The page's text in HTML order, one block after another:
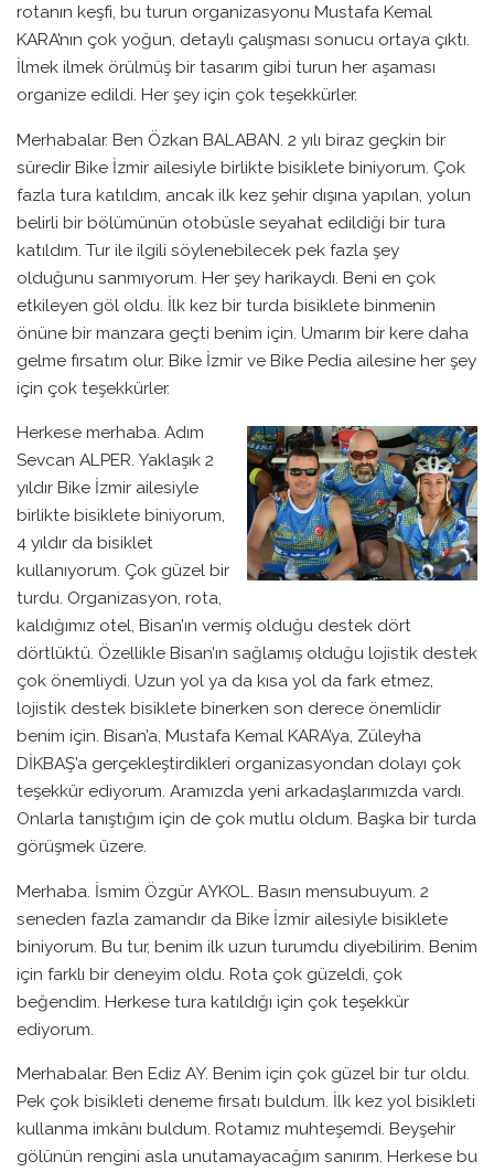
rotanın keşfi, bu turun organizasyonu Mustafa Kemal
KARA’nın çok yoğun, detaylı çalışması sonucu ortaya çıktı.
İlmek ilmek örülmüş bir tasarım gibi turun her aşaması
organize edildi. Her şey için çok teşekkürler.
Merhabalar. Ben Özkan BALABAN. 2 yılı biraz geçkin bir
süredir Bike İzmir ailesiyle birlikte bisiklete biniyorum. Çok
fazla tura katıldım, ancak ilk kez şehir dışına yapılan, yolun
belirli bir bölümünün otobüsle seyahat edildiği bir tura
katıldım. Tur ile ilgili söylenebilecek pek fazla şey
olduğunu sanmıyorum. Her şey harikaydı. Beni en çok
etkileyen göl oldu. İlk kez bir turda bisiklete binmenin
önüne bir manzara geçti benim için. Umarım bir kere daha
gelme fırsatım olur. Bike İzmir ve Bike Pedia ailesine her şey
için çok teşekkürler.
Herkese merhaba. Adım
Sevcan ALPER. Yaklaşık 2
yıldır Bike İzmir ailesiyle
birlikte bisiklete biniyorum,
4 yıldır da bisiklet
kullanıyorum. Çok güzel bir
turdu. Organizasyon, rota,
kaldığımız otel, Bisan’ın vermiş olduğu destek dört
dörtlüktü. Özellikle Bisan’ın sağlamış olduğu lojistik destek
çok önemliydi. Uzun yol ya da kısa yol da fark etmez,
lojistik destek bisiklete binerken son derece önemlidir
benim için. Bisan’a, Mustafa Kemal KARA’ya, Züleyha
DİKBAŞ’a gerçekleştirdikleri organizasyondan dolayı çok
teşekkür ediyorum. Aramızda yeni arkadaşlarımızda vardı.
Onlarla tanıştığım için de çok mutlu oldum. Başka bir turda
görüşmek üzere.
Merhaba. İsmim Özgür AYKOL. Basın mensubuyum. 2
seneden fazla zamandır da Bike İzmir ailesiyle bisiklete
biniyorum. Bu tur, benim ilk uzun turumdu diyebilirim. Benim
için farklı bir deneyim oldu. Rota çok güzeldi, çok
beğendim. Herkese tura katıldığı için çok teşekkür
ediyorum.
Merhabalar. Ben Ediz AY. Benim için çok güzel bir tur oldu.
Pek çok bisikleti deneme fırsatı buldum. İlk kez yol bisikleti
kullanma imkânı buldum. Rotamız muhteşemdi. Beyşehir
gölünün rengini asla unutamayacağım sanırım. Herkese bu